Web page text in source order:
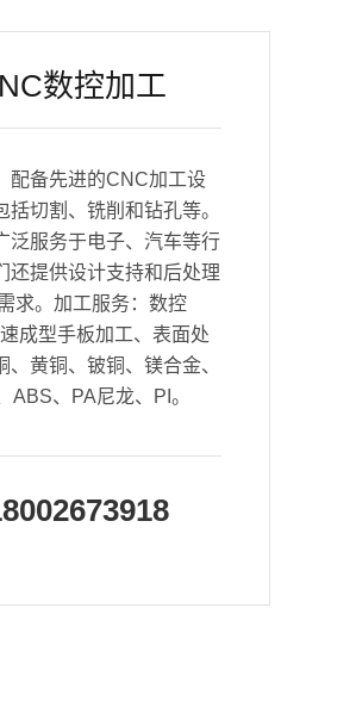
数控加工
配备先进的CNC加工设
切割、铣削和钻孔等。
泛服务于电子、汽车等行
还提供设计支持和后处理
求。加工服务：数控
成型手板加工、表面处
黄铜、铍铜、镁合金、
、PA尼龙、PI。